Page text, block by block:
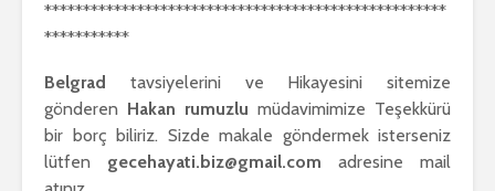
****************************************************
***********
Belgrad tavsiyelerini ve Hikayesini sitemize
gönderen Hakan rumuzlu müdavimimize Teşekkürü
bir borç biliriz. Sizde makale göndermek isterseniz
lütfen gecehayati.biz@gmail.com adresine mail